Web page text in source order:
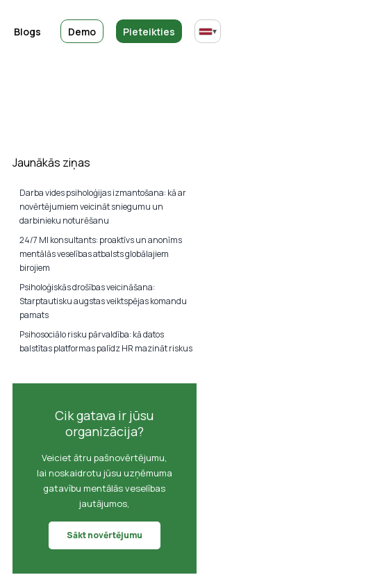
Blogs Demo Pieteikties ▾
Jaunākās ziņas
Darba vides psiholoģijas izmantošana: kā ar
novērtējumiem veicināt sniegumu un
darbinieku noturēšanu
24/7 MI konsultants: proaktīvs un anonīms
mentālās veselības atbalsts globālajiem
birojiem
Psiholoģiskās drošības veicināšana:
Starptautisku augstas veiktspējas komandu
pamats
Psihosociālo risku pārvaldība: kā datos
balstītas platformas palīdz HR mazināt riskus
Cik gatava ir jūsu
organizācija?
Veiciet ātru pašnovērtējumu,
lai noskaidrotu jūsu uzņēmuma
gatavību mentālās veselības
jautājumos,
Sākt novērtējumu